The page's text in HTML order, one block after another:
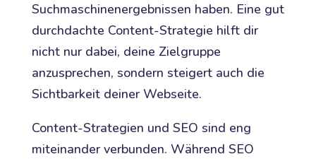
Suchmaschinenergebnissen haben. Eine gut
durchdachte Content-Strategie hilft dir
nicht nur dabei, deine Zielgruppe
anzusprechen, sondern steigert auch die
Sichtbarkeit deiner Webseite.
Content-Strategien und SEO sind eng
miteinander verbunden. Während SEO